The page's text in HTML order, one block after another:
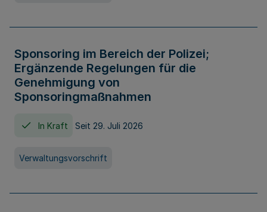
Sponsoring im Bereich der Polizei;
Ergänzende Regelungen für die
Genehmigung von
Sponsoringmaßnahmen
In Kraft Seit 29. Juli 2026
Verwaltungsvorschrift